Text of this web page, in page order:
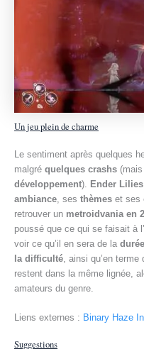
Un jeu plein de charme
Le sentiment après quelques
malgré quelques crashs (mais
développement). Ender
ambiance , ses thèmes et ses
retrouver un metroidvania en
poussé que ce qui se faisait à
voir ce qu’il en sera de la
la difficulté , ainsi qu’en terme
restent dans la même lignée,
amateurs du genre.
Liens externes : Binary Haze
Suggestions